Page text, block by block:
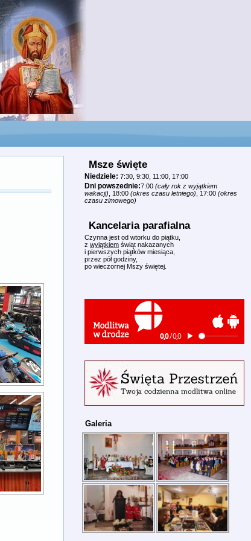
Msze święte
Niedziele: 7:30, 9:30, 11:00, 17:00
Dni powszednie:7:00 (cały rok z wyjątkiem
wakacji) , 18:00 (okres czasu letniego) , 17:00 (okres
czasu zimowego)
Kancelaria parafialna
Czynna jest od wtorku do piątku,
z wyjątkiem świąt nakazanych
i pierwszych piątków miesiąca,
przez pół godziny,
po wieczornej Mszy świętej.
Galeria